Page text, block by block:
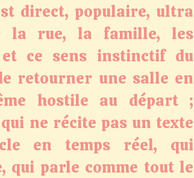
direct, populaire, ultra
la rue, la famille, les
ce sens instinctif du
retourner une salle en
hostile au départ ;
qui ne récite pas un texte
en temps réel, qui
qui parle comme tout le